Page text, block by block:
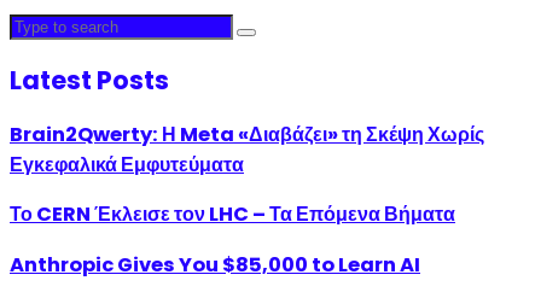
Latest Posts
Brain2Qwerty: Η Meta «Διαβάζει» τη Σκέψη Χωρίς
Εγκεφαλικά Εμφυτεύματα
Το CERN Έκλεισε τον LHC – Τα Επόμενα Βήματα
Anthropic Gives You $85,000 to Learn AI